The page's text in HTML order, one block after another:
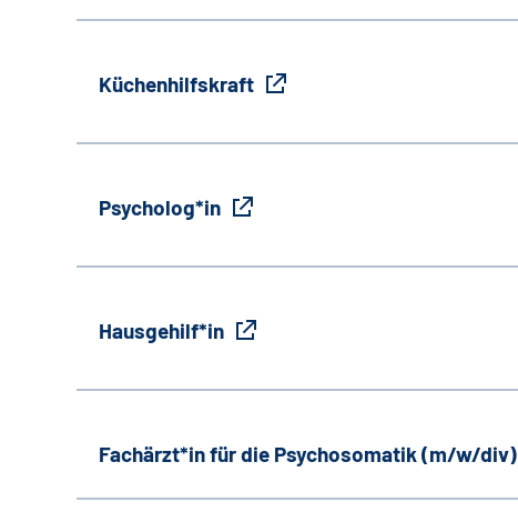
Küchenhilfskraft
Psycholog*in
Hausgehilf*in
Fachärzt*in für die Psychosomatik (m/w/div)